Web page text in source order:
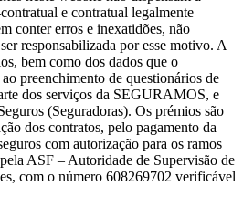
e contratual legalmente
conter erros e inexatidões, não
responsabilizada por esse motivo. A
bem como dos dados que o
preenchimento de questionários de
dos serviços da SEGURAMOS, e
(Seguradoras). Os prémios são
dos contratos, pelo pagamento da
com autorização para os ramos
ASF – Autoridade de Supervisão de
com o número 608269702 verificável